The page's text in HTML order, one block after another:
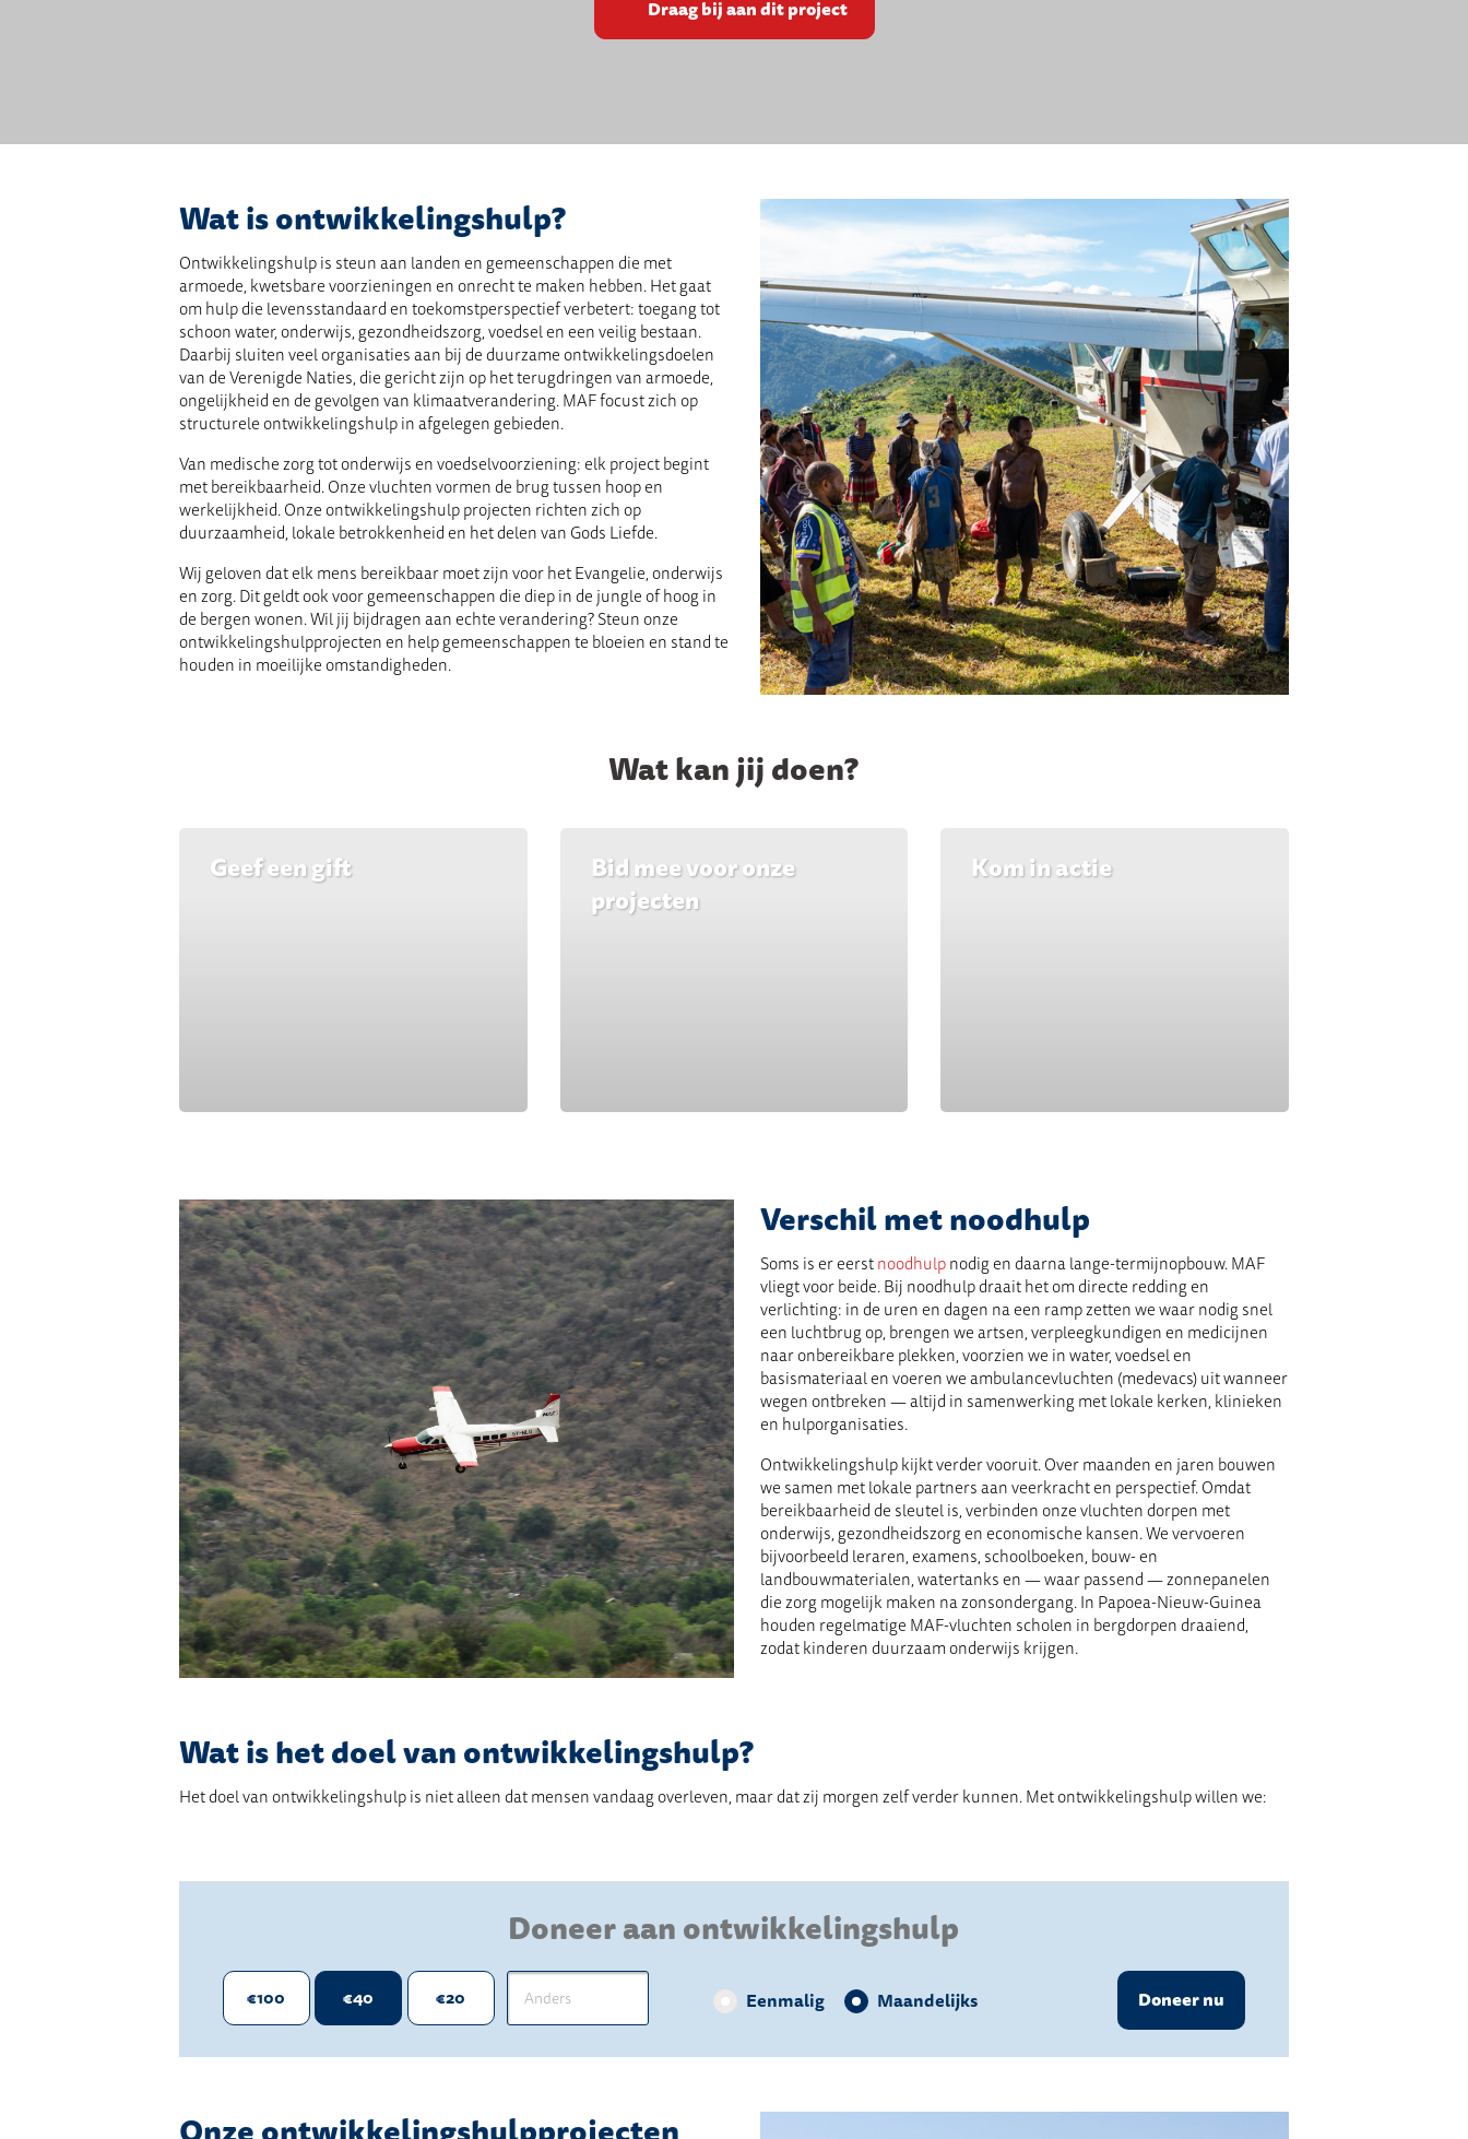
Draag bij aan dit project
Wat is ontwikkelingshulp?
Ontwikkelingshulp is steun aan landen en gemeenschappen die met
armoede, kwetsbare voorzieningen en onrecht te maken hebben. Het gaat
om hulp die levensstandaard en toekomstperspectief verbetert: toegang tot
schoon water, onderwijs, gezondheidszorg, voedsel en een veilig bestaan.
Daarbij sluiten veel organisaties aan bij de duurzame ontwikkelingsdoelen
van de Verenigde Naties, die gericht zijn op het terugdringen van armoede,
ongelijkheid en de gevolgen van klimaatverandering. MAF focust zich op
structurele ontwikkelingshulp in afgelegen gebieden.
Van medische zorg tot onderwijs en voedselvoorziening: elk project begint
met bereikbaarheid. Onze vluchten vormen de brug tussen hoop en
werkelijkheid. Onze ontwikkelingshulp projecten richten zich op
duurzaamheid, lokale betrokkenheid en het delen van Gods Liefde.
Wij geloven dat elk mens bereikbaar moet zijn voor het Evangelie, onderwijs
en zorg. Dit geldt ook voor gemeenschappen die diep in de jungle of hoog in
de bergen wonen. Wil jij bijdragen aan echte verandering? Steun onze
ontwikkelingshulp­projecten en help gemeenschappen te bloeien en stand te
houden in moeilijke omstandigheden.
Wat kan jij doen?
Geef een gift
Bid mee voor onze
projecten
Kom in actie
Verschil met noodhulp
Soms is er eerstnoodhulpnodig en daarna lange-termijnopbouw. MAF
vliegt voor beide. Bij noodhulp draait het om directe redding en
verlichting: in de uren en dagen na een ramp zetten we waar nodig snel
een luchtbrug op, brengen we artsen, verpleegkundigen en medicijnen
naar onbereikbare plekken, voorzien we in water, voedsel en
basismateriaal en voeren we ambulancevluchten (medevacs) uit wanneer
wegen ontbreken — altijd in samenwerking met lokale kerken, klinieken
en hulporganisaties.
Ontwikkelingshulp kijkt verder vooruit. Over maanden en jaren bouwen
we samen met lokale partners aan veerkracht en perspectief. Omdat
bereikbaarheid de sleutel is, verbinden onze vluchten dorpen met
onderwijs, gezondheidszorg en economische kansen. We vervoeren
bijvoorbeeld leraren, examens, schoolboeken, bouw- en
landbouwmaterialen, watertanks en — waar passend — zonnepanelen
die zorg mogelijk maken na zonsondergang. In Papoea-Nieuw-Guinea
houden regelmatige MAF-vluchten scholen in bergdorpen draaiend,
zodat kinderen duurzaam onderwijs krijgen.
Wat is het doel van ontwikkelingshulp?
Het doel van ontwikkelingshulp is niet alleen dat mensen vandaag overleven, maar dat zij morgen zelf verder kunnen. Met ontwikkelingshulp willen we:
Doneer aan ontwikkelingshulp
€100 €40 €20 Eenmalig Maandelijks Doneer nu